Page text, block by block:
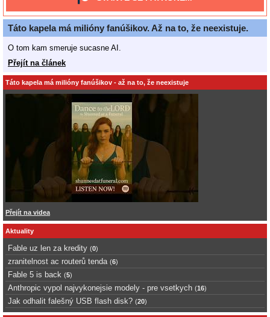
Táto kapela má milióny fanúšikov. Až na to, že neexistuje.
O tom kam smeruje sucasne AI.
Přejít na článek
Táto kapela má milióny fanúšikov - až na to, že neexistuje
Přejít na videa
Aktuality
Fable uz len za kredity (0)
zranitelnost ac routerů tenda (6)
Fable 5 is back (5)
Anthropic vypol najvykonejsie modely - pre vsetkych (16)
Jak odhalit falešný USB flash disk? (20)